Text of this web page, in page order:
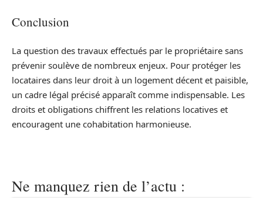
Conclusion
La question des travaux effectués par le propriétaire sans
prévenir soulève de nombreux enjeux. Pour protéger les
locataires dans leur droit à un logement décent et paisible,
un cadre légal précisé apparaît comme indispensable. Les
droits et obligations chiffrent les relations locatives et
encouragent une cohabitation harmonieuse.
Ne manquez rien de l’actu :